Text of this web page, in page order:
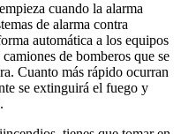
cuando la alarma
de alarma contra
automática a los equipos
de bomberos que se
Cuanto más rápido ocurran
se extinguirá el fuego y